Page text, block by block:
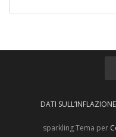
DATI SULL’INFLAZIONE
sparkling Tema per